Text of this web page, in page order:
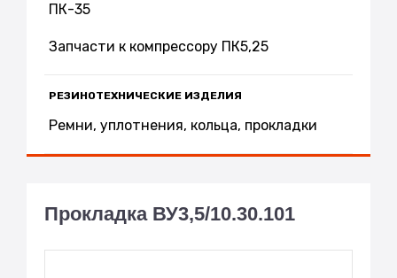
ПК-35
Запчасти к компрессору ПК5,25
РЕЗИНОТЕХНИЧЕСКИЕ ИЗДЕЛИЯ
Ремни, уплотнения, кольца, прокладки
Прокладка ВУ3,5/10.30.101